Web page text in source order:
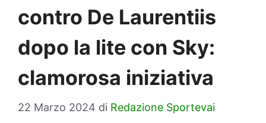
contro De Laurentiis
dopo la lite con Sky:
clamorosa iniziativa
22 Marzo 2024 di Redazione Sportevai